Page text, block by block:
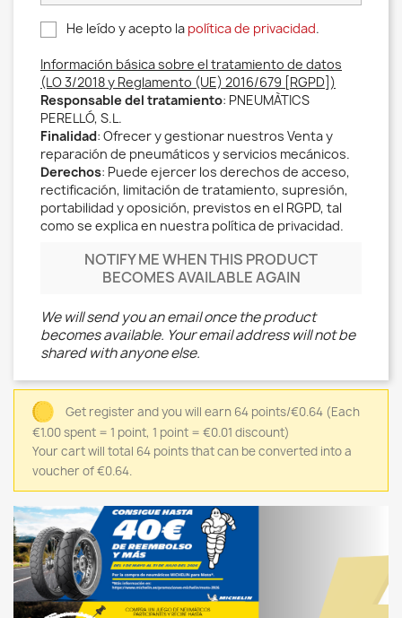
He leído y acepto la política de privacidad.
Información básica sobre el tratamiento de datos
(LO 3/2018 y Reglamento (UE) 2016/679 [RGPD])
Responsable del tratamiento: PNEUMÀTICS
PERELLÓ, S.L.
Finalidad: Ofrecer y gestionar nuestros Venta y
reparación de pneumáticos y servicios mecánicos.
Derechos: Puede ejercer los derechos de acceso,
rectificación, limitación de tratamiento, supresión,
portabilidad y oposición, previstos en el RGPD, tal
como se explica en nuestra política de privacidad.
NOTIFY ME WHEN THIS PRODUCT
BECOMES AVAILABLE AGAIN
We will send you an email once the product
becomes available. Your email address will not be
shared with anyone else.
Get register and you will earn 64 points/€0.64 (Each
€1.00 spent = 1 point, 1 point = €0.01 discount)
Your cart will total 64 points that can be converted into a
voucher of €0.64.